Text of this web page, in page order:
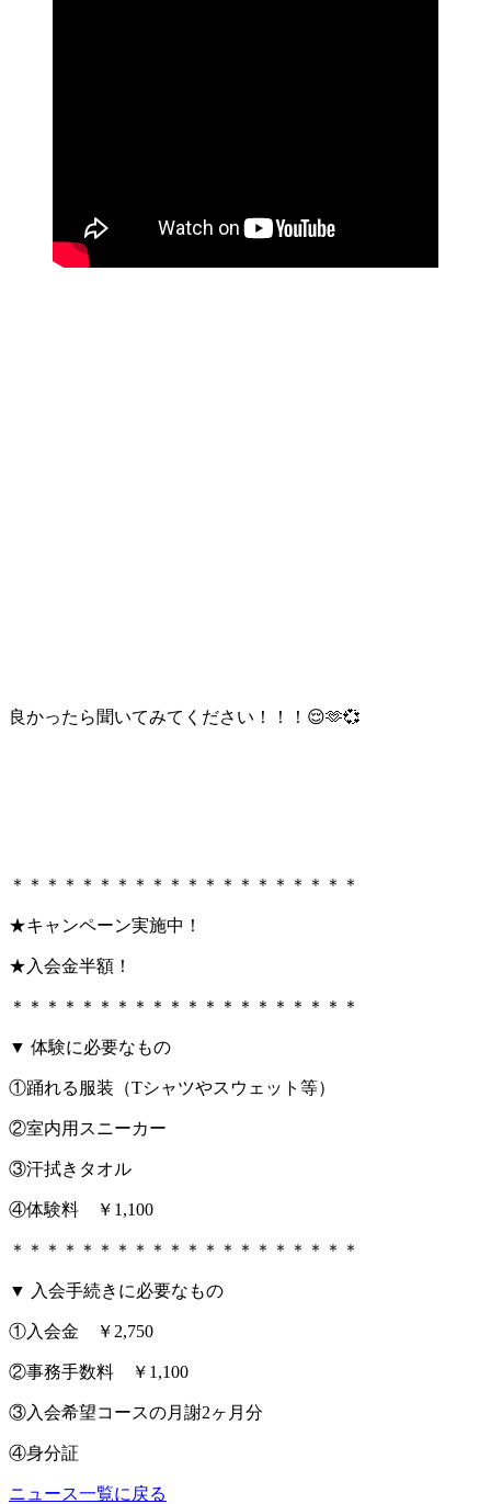
良かったら聞いてみてください！！！😌🫶💞
＊＊＊＊＊＊＊＊＊＊＊＊＊＊＊＊＊＊＊＊
★キャンペーン実施中！
★入会金半額！
＊＊＊＊＊＊＊＊＊＊＊＊＊＊＊＊＊＊＊＊
▼ 体験に必要なもの
①踊れる服装（Tシャツやスウェット等）
②室内用スニーカー
③汗拭きタオル
④体験料 ￥1,100
＊＊＊＊＊＊＊＊＊＊＊＊＊＊＊＊＊＊＊＊
▼ 入会手続きに必要なもの
①入会金 ￥2,750
②事務手数料 ￥1,100
③入会希望コースの月謝2ヶ月分
④身分証
ニュース一覧に戻る